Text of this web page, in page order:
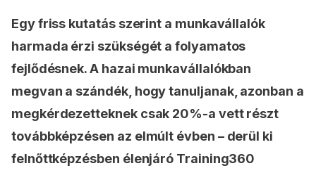
Egy friss kutatás szerint a munkavállalók
harmada érzi szükségét a folyamatos
fejlődésnek. A hazai munkavállalókban
megvan a szándék, hogy tanuljanak, azonban a
megkérdezetteknek csak 20%-a vett részt
továbbképzésen az elmúlt évben – derül ki
felnőttképzésben élenjáró Training360